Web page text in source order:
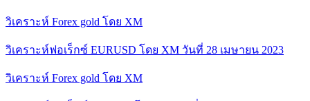
วิเคราะห์ Forex gold โดย XM
วิเคราะห์ฟอเร็กซ์ EURUSD โดย XM วันที่ 28 เมษายน 2023
วิเคราะห์ Forex gold โดย XM